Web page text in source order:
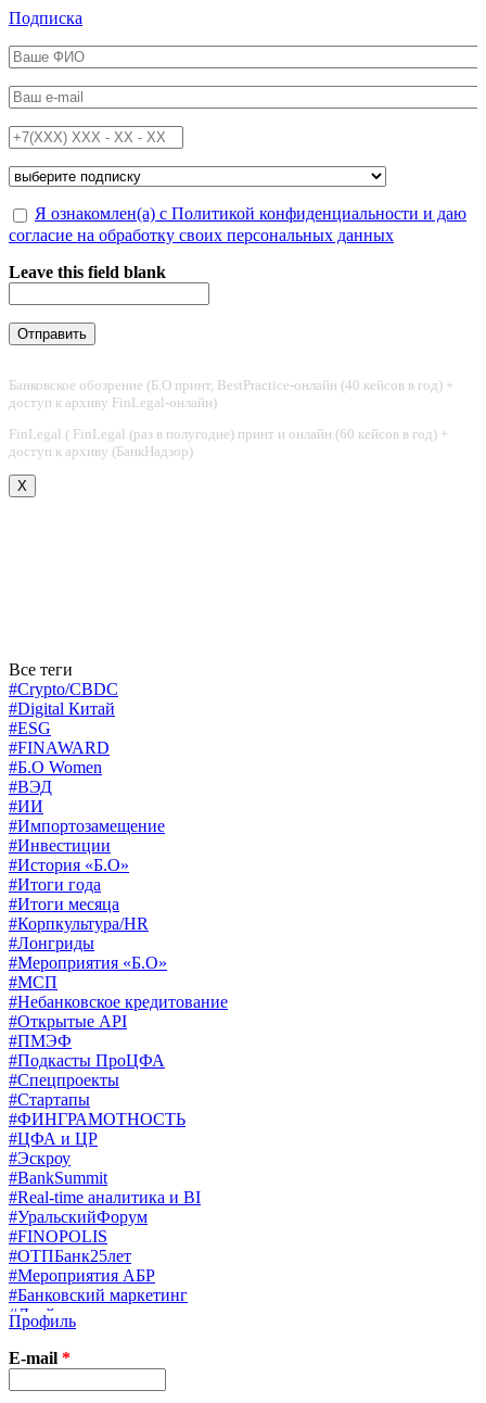
Перейти к основному содержанию
Подписка
ФИО*
Email*
Телефон*
Подписка на*
Обработка персональных данных*
Я ознакомлен(а) с Политикой конфиденциальности и даю
согласие на обработку своих персональных данных
Leave this field blank
Банковское обозрение (Б.О принт, BestPractice-онлайн (40 кейсов в год) +
доступ к архиву FinLegal-онлайн)
FinLegal ( FinLegal (раз в полугодие) принт и онлайн (60 кейсов в год) +
доступ к архиву (БанкНадзор)
X
Все теги
#Crypto/CBDC
#Digital Китай
#ESG
#FINAWARD
#Б.О Women
#ВЭД
#ИИ
#Импортозамещение
#Инвестиции
#История «Б.О»
#Итоги года
#Итоги месяца
#Корпкультура/HR
#Лонгриды
#Мероприятия «Б.О»
#МСП
#Небанковское кредитование
#Открытые API
#ПМЭФ
#Подкасты ПроЦФА
#Спецпроекты
#Стартапы
#ФИНГРАМОТНОСТЬ
#ЦФА и ЦР
#Эскроу
#BankSummit
#Real-time аналитика и BI
#УральскийФорум
#FINOPOLIS
#ОТПБанк25лет
#Мероприятия АБР
#Банковский маркетинг
#Драйверы страхования
#Финконгресс ЦБ
#PB&WM
#UX/CX
#Экосистемы
Профиль
E-mail *